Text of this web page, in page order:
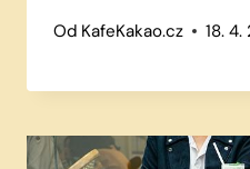
Od KafeKakao.cz 18.